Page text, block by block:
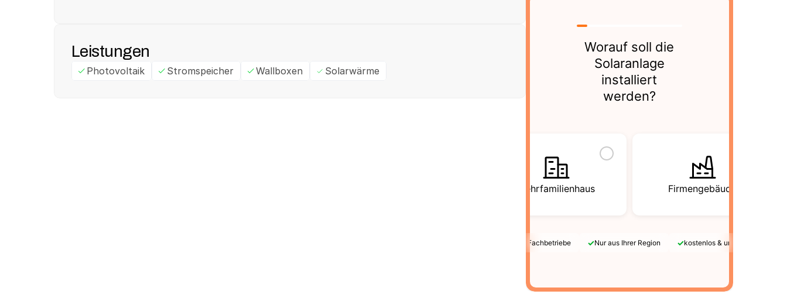
Leistungen
Photovoltaik Stromspeicher Wallboxen Solarwärme
Worauf soll die
Solaranlage
installiert
werden?
Mehrfamilienhaus Firmengebäude
Geprüfte Fachbetriebe ✓Nur aus Ihrer Region ✓kostenlos & unverbindlich